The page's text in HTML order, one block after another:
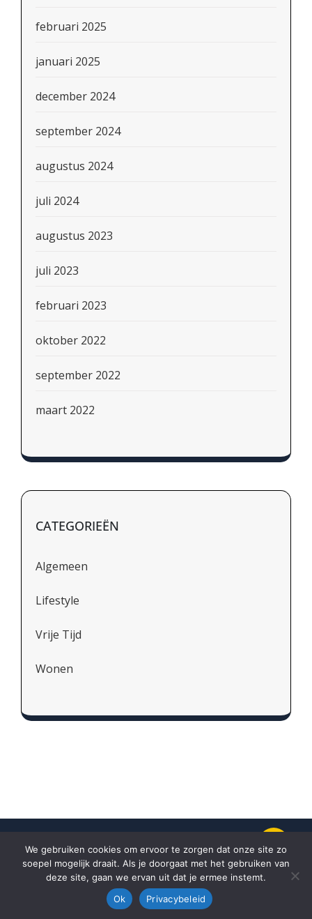
februari 2025
januari 2025
december 2024
september 2024
augustus 2024
juli 2024
augustus 2023
juli 2023
februari 2023
oktober 2022
september 2022
maart 2022
CATEGORIEËN
Algemeen
Lifestyle
Vrije Tijd
Wonen
Proudly powered by WordPress. Theme
by Weblizar.
We gebruiken cookies om ervoor te zorgen dat onze site zo
soepel mogelijk draait. Als je doorgaat met het gebruiken van
deze site, gaan we ervan uit dat je ermee instemt.
Ok
Privacybeleid